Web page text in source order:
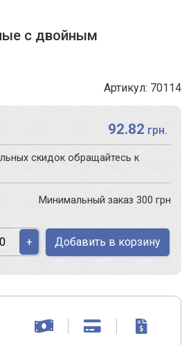
с двойным
Артикул: 70114
92.82 грн.
скидок обращайтесь к
Минимальный заказ 300 грн
+ Добавить в корзину